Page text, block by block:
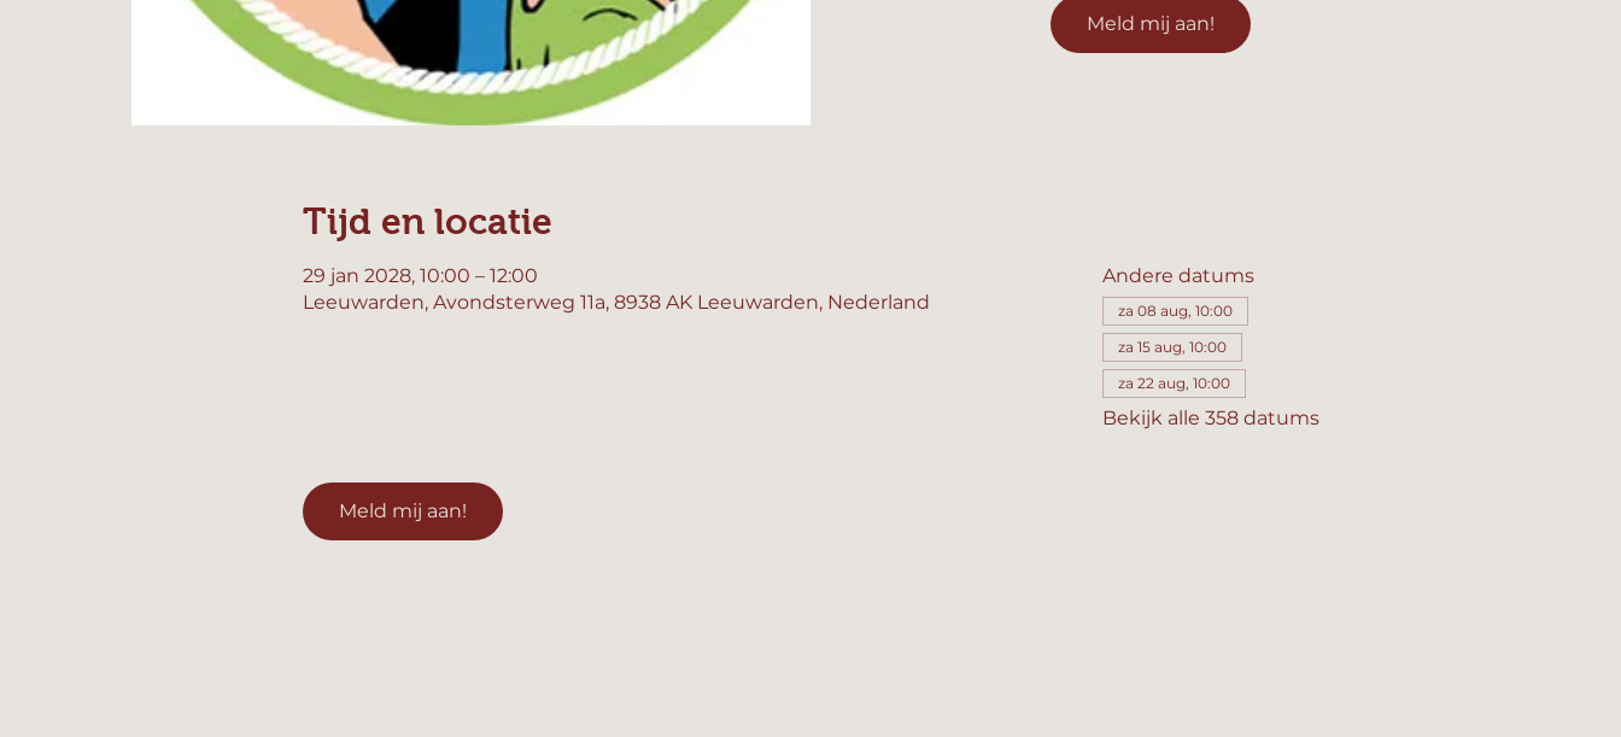
Meld mij aan!
Tijd en locatie
29 jan 2028, 10:00 – 12:00
Leeuwarden, Avondsterweg 11a, 8938 AK Leeuwarden, Nederland
Andere datums
za 08 aug, 10:00
za 15 aug, 10:00
za 22 aug, 10:00
Bekijk alle 358 datums
Meld mij aan!